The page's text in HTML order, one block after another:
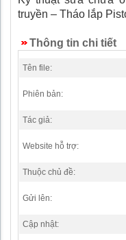
truyền – Tháo lắp
Thông tin chi tiết
Tên file:
Phiên bản:
Tác giả:
Website hỗ trợ:
Thuộc chủ đề:
Gửi lên:
Cập nhật: